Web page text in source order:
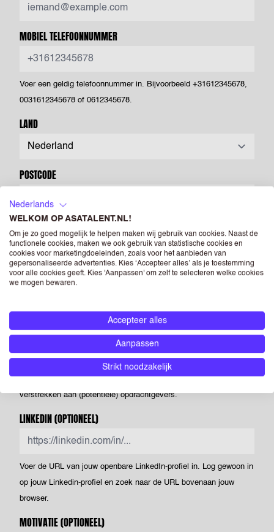
MOBIEL TELEFOONNUMMER
Voer een geldig telefoonnummer in. Bijvoorbeeld +31612345678,
0031612345678 of 0612345678.
LAND
POSTCODE
CV(OPTIONEEL)
Drag & Drop je bestanden ofBladeren
opdrachtgevers waar we je voorstellen. Je kunt een foto opnemen
op je CV, maar als je dit niet doet heeft dit geen negatieve
gevolgen voor je sollicitatie. Als je een foto opneemt in je CV dan
geef je ASA Talent - én de bedrijven die horen bij RGF Staffing the
Netherlands - toestemming om deze te verwerken en te
verstrekken aan (potentiële) opdrachtgevers.
LINKEDIN(OPTIONEEL)
Voer de URL van jouw openbare LinkedIn-profiel in. Log gewoon in
op jouw Linkedin-profiel en zoek naar de URL bovenaan jouw
browser.
MOTIVATIE(OPTIONEEL)
Nederlands
WELKOM OP ASATALENT.NL!
Om je zo goed mogelijk te helpen maken wij gebruik van cookies. Naast de
functionele cookies, maken we ook gebruik van statistische cookies en
cookies voor marketingdoeleinden, zoals voor het aanbieden van
gepersonaliseerde advertenties. Kies ‘Accepteer alles’ als je toestemming
voor alle cookies geeft. Kies 'Aanpassen' om zelf te selecteren welke cookies
we mogen bewaren.
Accepteer alles
Aanpassen
Strikt noodzakelijk